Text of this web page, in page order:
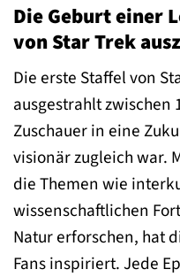
Die Geburt einer
von Star Trek
Die erste Staffel von
ausgestrahlt zwischen
Zuschauer in eine
visionär zugleich war.
die Themen wie
wissenschaftlichen
Natur erforschen, hat
Fans inspiriert. Jede